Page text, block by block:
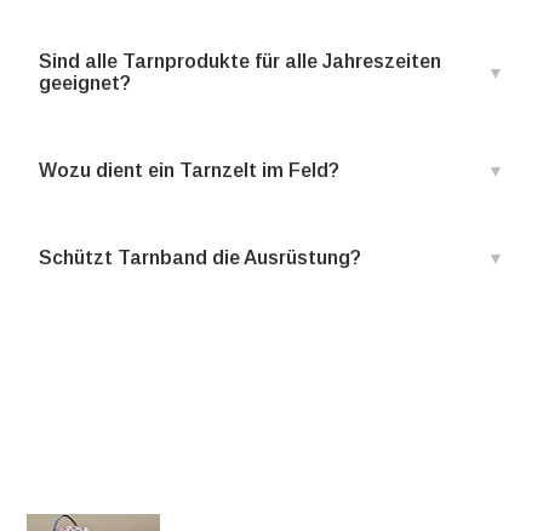
Sind alle Tarnprodukte für alle Jahreszeiten
geeignet?
Wozu dient ein Tarnzelt im Feld?
Schützt Tarnband die Ausrüstung?